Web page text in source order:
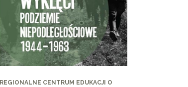
REGIONALNE CENTRUM EDUKACJI O